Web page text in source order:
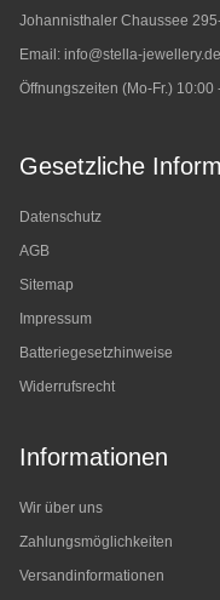
Johannisthaler Chaussee
Email: info@stella-jewellery.de
Öffnungszeiten (Mo-Fr.) 10:00
Gesetzliche
Datenschutz
AGB
Sitemap
Impressum
Batteriegesetzhinweise
Widerrufsrecht
Informationen
Wir über uns
Zahlungsmöglichkeiten
Versandinformationen